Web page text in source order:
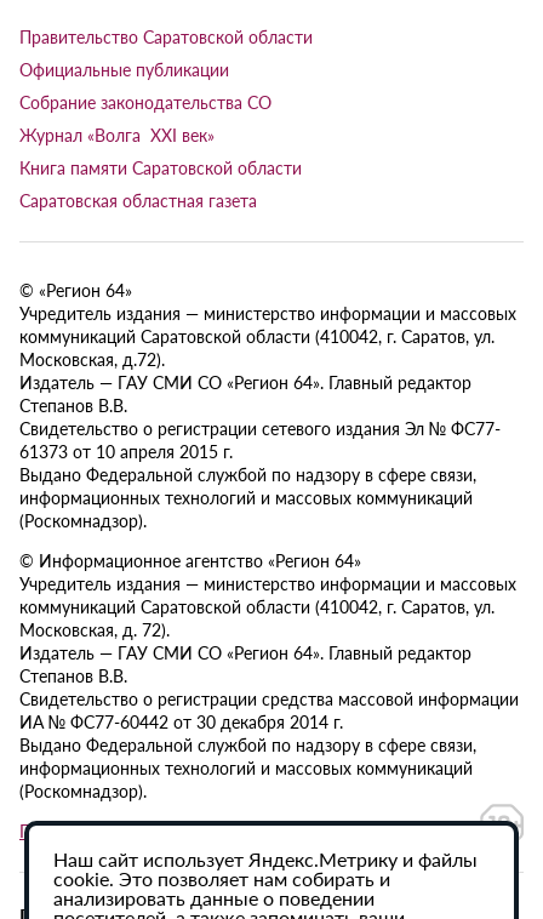
Правительство Саратовской области
Официальные публикации
Собрание законодательства СО
Журнал «Волга XXI век»
Книга памяти Саратовской области
Саратовская областная газета
© «Регион 64»
Учредитель издания — министерство информации и массовых
коммуникаций Саратовской области (410042, г. Саратов, ул.
Московская, д.72).
Издатель — ГАУ СМИ СО «Регион 64». Главный редактор
Степанов В.В.
Свидетельство о регистрации сетевого издания Эл № ФС77-
61373 от 10 апреля 2015 г.
Выдано Федеральной службой по надзору в сфере связи,
информационных технологий и массовых коммуникаций
(Роскомнадзор).
© Информационное агентство «Регион 64»
Учредитель издания — министерство информации и массовых
коммуникаций Саратовской области (410042, г. Саратов, ул.
Московская, д. 72).
Издатель — ГАУ СМИ СО «Регион 64». Главный редактор
Степанов В.В.
Свидетельство о регистрации средства массовой информации
ИА № ФС77-60442 от 30 декабря 2014 г.
Выдано Федеральной службой по надзору в сфере связи,
информационных технологий и массовых коммуникаций
(Роскомнадзор).
Политика в отношении обработки персональных данных
Наш сайт использует Яндекс.Метрику и файлы
cookie. Это позволяет нам собирать и
анализировать данные о поведении